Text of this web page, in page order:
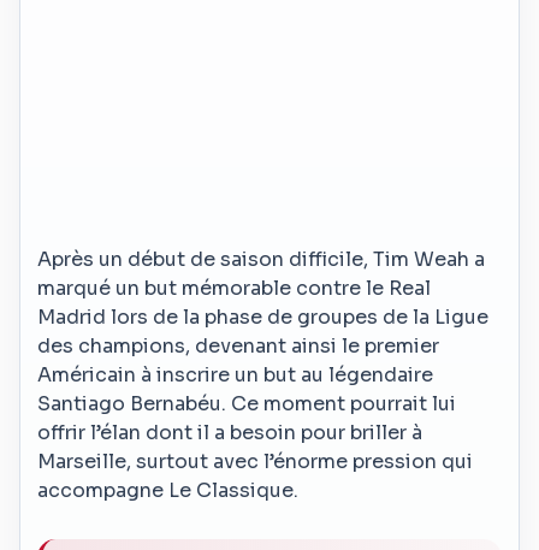
Après un début de saison difficile, Tim Weah a
marqué un but mémorable contre le Real
Madrid lors de la phase de groupes de la Ligue
des champions, devenant ainsi le premier
Américain à inscrire un but au légendaire
Santiago Bernabéu. Ce moment pourrait lui
offrir l’élan dont il a besoin pour briller à
Marseille, surtout avec l’énorme pression qui
accompagne Le Classique.